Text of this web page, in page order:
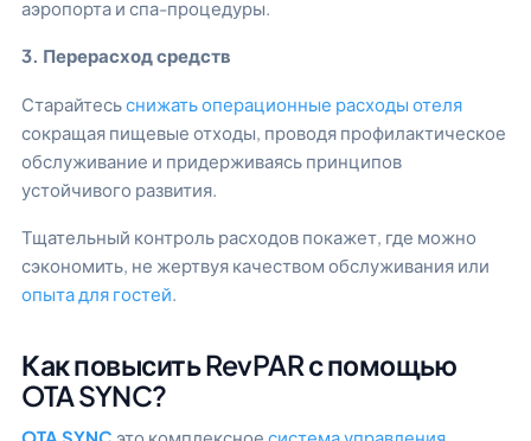
аэропорта и спа-процедуры.
3. Перерасход средств
Старайтесьснижать операционные расходы отеля
сокращая пищевые отходы, проводя профилактическое
обслуживание и придерживаясь принципов
устойчивого развития.
Тщательный контроль расходов покажет, где можно
сэкономить, не жертвуя качеством обслуживания или
опыта для гостей.
Как повысить RevPAR с помощью
OTA SYNC?
OTA SYNC это комплексное система управления